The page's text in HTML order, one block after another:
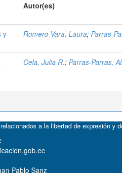
Autor(es)
y
Romero-Vara, Laura; Parras-
Cela, Julia R.; Parras-Parras,
a la libertad de expresión y
Pablo Sanz